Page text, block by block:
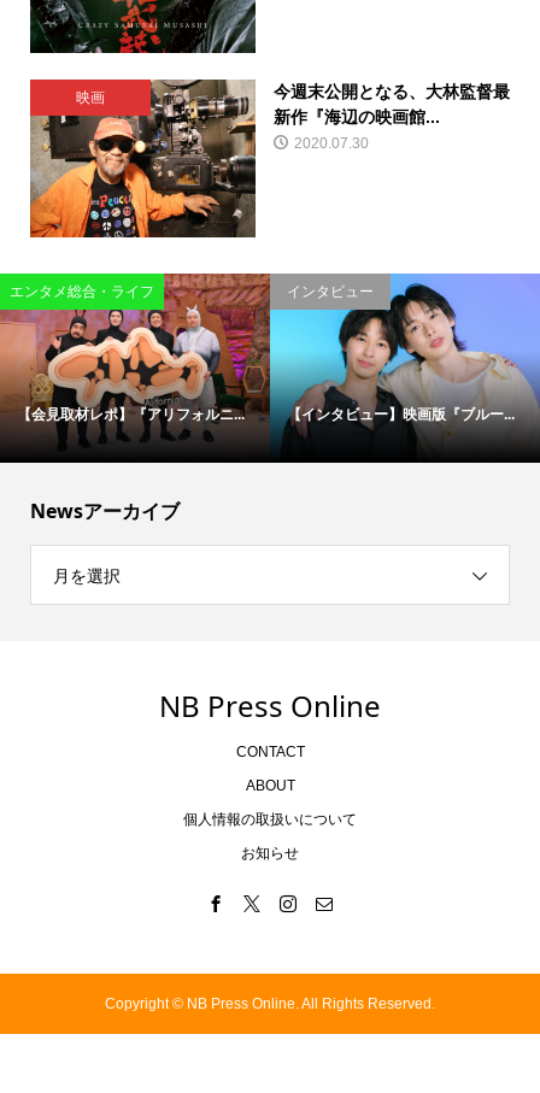
映画
今週末公開となる、大林監督最
新作『海辺の映画館...
2020.07.30
エンタメ総合・ライフ
【会見取材レポ】『アリフォルニ...
インタビュー
【インタビュー】映画版『ブルー...
Newsアーカイブ
月を選択
NB Press Online
CONTACT
ABOUT
個人情報の取扱いについて
お知らせ
Copyright © NB Press Online. All Rights Reserved.